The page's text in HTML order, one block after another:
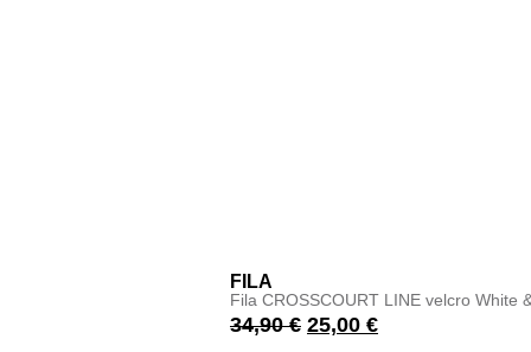
FILA
Fila CROSSCOURT LINE velcro White
34,90€ 25,00 €